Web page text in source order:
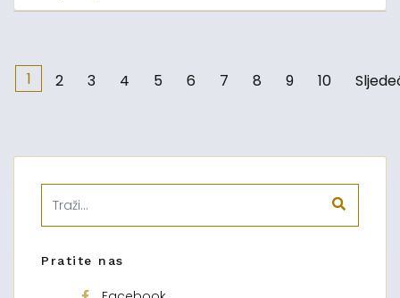
1 2 3 4 5 6 7 8 9 10
Pratite nas